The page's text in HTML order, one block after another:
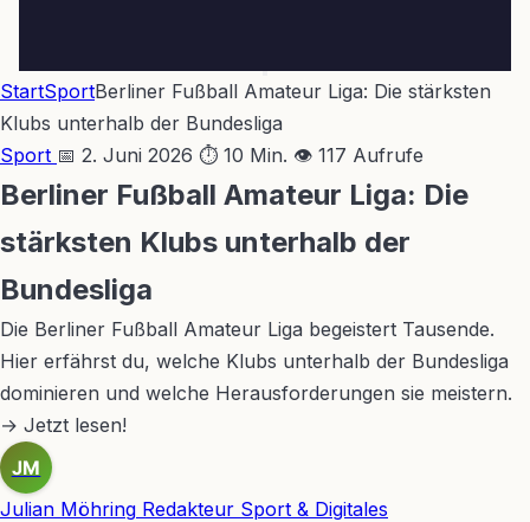
StartSportBerliner Fußball Amateur Liga: Die stärksten
Klubs unterhalb der Bundesliga
Sport 📅 2. Juni 2026 ⏱ 10 Min. 👁 117 Aufrufe
Berliner Fußball Amateur Liga: Die
stärksten Klubs unterhalb der
Bundesliga
Die Berliner Fußball Amateur Liga begeistert Tausende.
Hier erfährst du, welche Klubs unterhalb der Bundesliga
dominieren und welche Herausforderungen sie meistern.
→ Jetzt lesen!
JM
Julian Möhring Redakteur Sport & Digitales